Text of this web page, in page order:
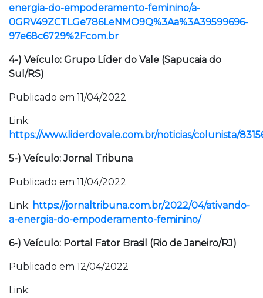
energia-do-empoderamento-feminino/a-
0GRV49ZCTLGe786LeNMO9Q%3Aa%3A39599696-
97e68c6729%2Fcom.br
4-) Veículo: Grupo Líder do Vale (Sapucaia do
Sul/RS)
Publicado em 11/04/2022
Link:
https://www.liderdovale.com.br/noticias/colunista/
5-) Veículo: Jornal Tribuna
Publicado em 11/04/2022
Link: https://jornaltribuna.com.br/2022/04/ativando-
a-energia-do-empoderamento-feminino/
6-) Veículo: Portal Fator Brasil (Rio de Janeiro/RJ)
Publicado em 12/04/2022
Link: